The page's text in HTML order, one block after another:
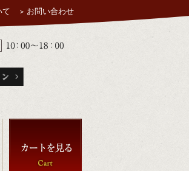
て お問い合わせ